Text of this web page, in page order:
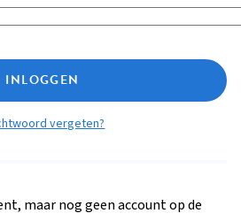
INLOGGEN
vergeten?
maar nog geen account op de